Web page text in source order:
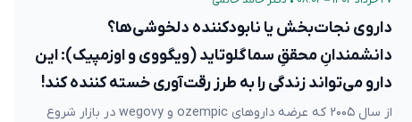
داروی نجات‌بخش یا نابودکننده دلخوشی‌ها؟
دانشمندانِ محققِ سماگلوتاید (ویگووی و اوزمپیک): این
دارو می‌تواند زندگی را به طرز رقت‌آوری خسته کننده کند!
از سال ۲۰۰۵ که عرضه داروهای ozempic و wegovy در بازار شروع